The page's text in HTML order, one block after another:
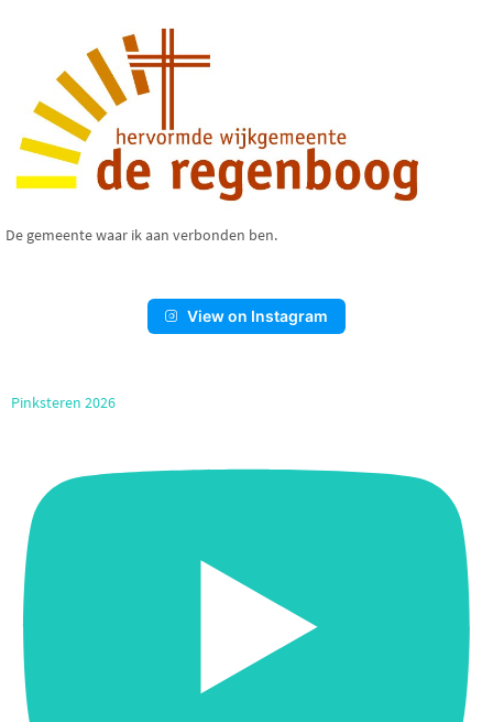
De gemeente waar ik aan verbonden ben.
View on Instagram
Pinksteren 2026